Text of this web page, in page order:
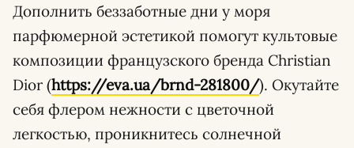
Дополнить беззаботные дни у моря
парфюмерной эстетикой помогут культовые
композиции французского бренда Christian
Dior (https://eva.ua/brnd-281800/). Окутайте
себя флером нежности с цветочной
легкостью, проникнитесь солнечной